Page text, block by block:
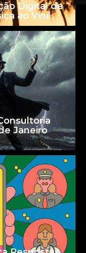
Digital de
ao Vinil
Janeiro